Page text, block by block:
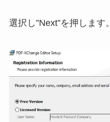
選択し”Next”を押します。